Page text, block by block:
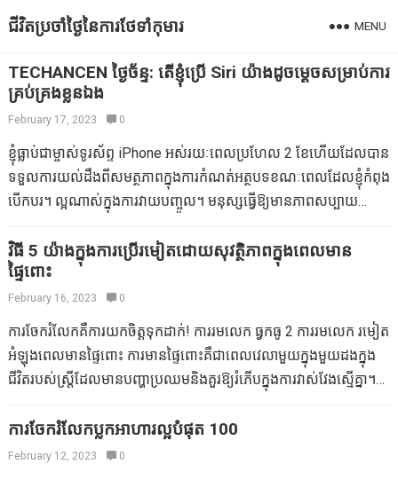
ជីវិតប្រចាំថ្ងៃនៃការថែទាំកុមារ MENU
TECHANCEN ថ្ងៃច័ន្ទ: តើខ្ញុំប្រើ Siri យ៉ាងដូចម្តេចសម្រាប់ការ
គ្រប់គ្រងខ្លួនឯង
February 17, 2023 0
ខ្ញុំធ្លាប់ជាម្ចាស់ទូរស័ព្ទ iPhone អស់រយៈពេលប្រហែល 2 ខែហើយដែលបាន
ទទួលការយល់ដឹងពីសមត្ថភាពក្នុងការកំណត់អត្ថបទខណៈពេលដែលខ្ញុំកំពុង
បើកបរ។ ល្អណាស់ក្នុងការវាយបញ្ចូល។ មនុស្សធ្វើឱ្យមានភាពសប្បាយ
ណាស់។ ខ្ញុំចង់ចែករំលែកសេណារីយ៉ូដែលមានអត្ថប្រយោជន៍តិចតួចផងដែរ
ក៏ដូចជាចង់ប្រសិនបើអ្នកចែករំលែករបស់អ្នក។ ពេលវេលាចេញ។ អ្នកមិនចាំ
បាច់ជឿពេលវេលាចេញជាឧបករណ៍បញ្ជាខ្លួនឯងទេ។ ខ្ញុំមិនប្រាកដថាខ្ញុំធ្វើ
យ៉ាងណាក៏ដោយទោះជាយ៉ាងណាក៏ដោយពេលខ្លះវាកើតឡើងដែលខ្ញុំ
បានហាមឃាត់ក្មេងម្នាក់របស់ក្មេងរបស់ខ្ញុំពីចន្លោះសម្រាប់ចំនួននាទីជាក់
លាក់។ ដូច្នេះកុំឱ្យបាត់បង់ពេលវេលាខ្ញុំសូមបញ្ជាក់ប្រាប់ Siri “រំ remind កខ្ញុំ
ឱ្យទទួលបាន Scarlett អស់ពេលអស់រយៈពេល 4 នាទី។ 2. គួរឱ្យរំភើបជា
ច្រើនទៀត។ ខ្ញុំបានរកឃើញថាវាមានប្រយោជន៍ជាងក្នុងការបញ្ចូលកាល
បរិច្ឆេទទៅ Siri ដោយផ្ទាល់មាត់។ ខ្ញុំនិយាយថា “រំ me…
វិធី 5 យ៉ាងក្នុងការប្រើរមៀតដោយសុវត្ថិភាពក្នុងពេលមាន
ផ្ទៃពោះ
February 16, 2023 0
ការចែករំលែកគឺការយកចិត្តទុកដាក់! ការរមលេក ធ្វកធូ 2 ការរមលេក រមៀត
អំឡុងពេលមានផ្ទៃពោះ ការមានផ្ទៃពោះគឺជាពេលវេលាមួយក្នុងមួយដងក្នុង
ជីវិតរបស់ស្ត្រីដែលមានបញ្ហាប្រឈមនិងគួរឱ្យរំភើបក្នុងការវាស់វែងស្មើគ្នា។
ត្រូវតែប្រុងប្រយ័ត្នជាពិសេសចំពោះអ្វីដែលពួកគេញ៉ាំនិងផឹក។ ក្នុងអំឡុងពេល
នេះស្ត្រីត្រូវបានលើកទឹកចិត្តឱ្យមានការលើកទឹកចិត្តប្រឆាំងនឹងការប្រើថ្នាំខ្លាំង,
ការចែករំលែកប្លុកអាហារល្អបំផុត 100
February 12, 2023 0